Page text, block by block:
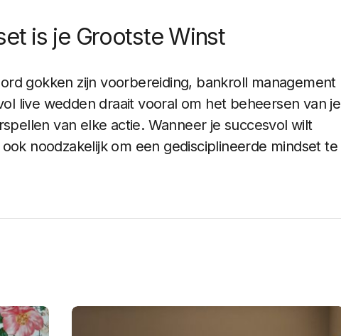
is je Grootste Winst
gokken zijn voorbereiding, bankroll management
live wedden draait vooral om het beheersen van je
van elke actie. Wanneer je succesvol wilt
noodzakelijk om een gedisciplineerde mindset te